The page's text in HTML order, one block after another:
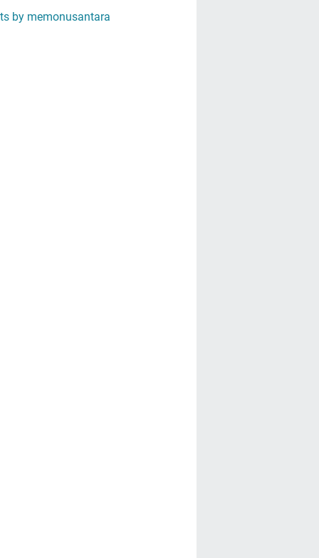
by memonusantara